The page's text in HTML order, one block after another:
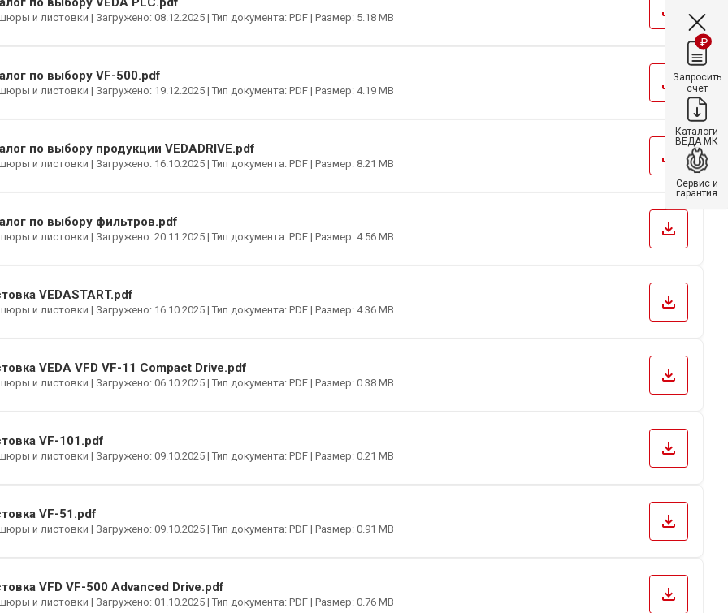
и листовки | Загружено: 08.12.2025 | Тип документа: PDF | Размер: 5.18 MB file_download
по выбору VF-500.pdf
и листовки | Загружено: 19.12.2025 | Тип документа: PDF | Размер: 4.19 MB file_download
по выбору продукции VEDADRIVE.pdf
и листовки | Загружено: 16.10.2025 | Тип документа: PDF | Размер: 8.21 MB file_download
по выбору фильтров.pdf
и листовки | Загружено: 20.11.2025 | Тип документа: PDF | Размер: 4.56 MB file_download
VEDASTART.pdf
и листовки | Загружено: 16.10.2025 | Тип документа: PDF | Размер: 4.36 MB file_download
VEDA VFD VF-11 Compact Drive.pdf
и листовки | Загружено: 06.10.2025 | Тип документа: PDF | Размер: 0.38 MB file_download
VF-101.pdf
и листовки | Загружено: 09.10.2025 | Тип документа: PDF | Размер: 0.21 MB file_download
VF-51.pdf
и листовки | Загружено: 09.10.2025 | Тип документа: PDF | Размер: 0.91 MB file_download
VFD VF-500 Advanced Drive.pdf
и листовки | Загружено: 01.10.2025 | Тип документа: PDF | Размер: 0.76 MB file_download
₽
Запросить
счет
Каталоги
ВЕДА МК
Сервис и
гарантия